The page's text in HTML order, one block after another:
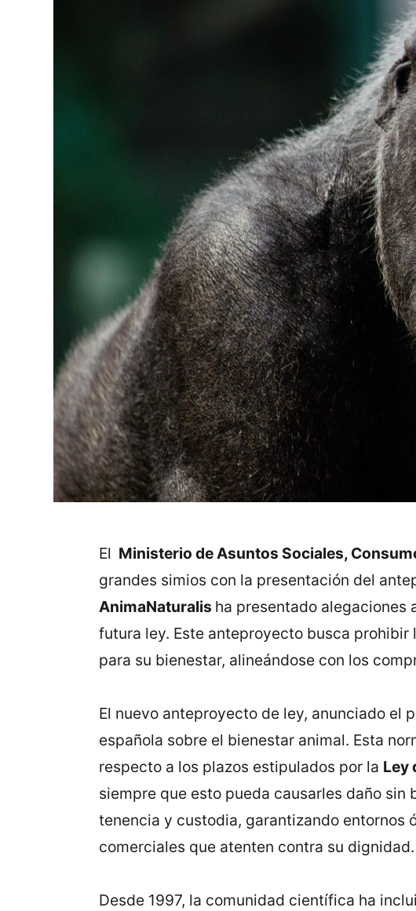
El Ministerio de Asuntos Sociales,
grandes simios con la presentación del
AnimaNaturalis ha presentado alegaciones
futura ley. Este anteproyecto busca
para su bienestar, alineándose con los
El nuevo anteproyecto de ley, anunciado el
española sobre el bienestar animal. Esta
respecto a los plazos estipulados por la Ley
siempre que esto pueda causarles daño
tenencia y custodia, garantizando entornos
comerciales que atenten contra su dignidad.
Desde 1997, la comunidad científica ha